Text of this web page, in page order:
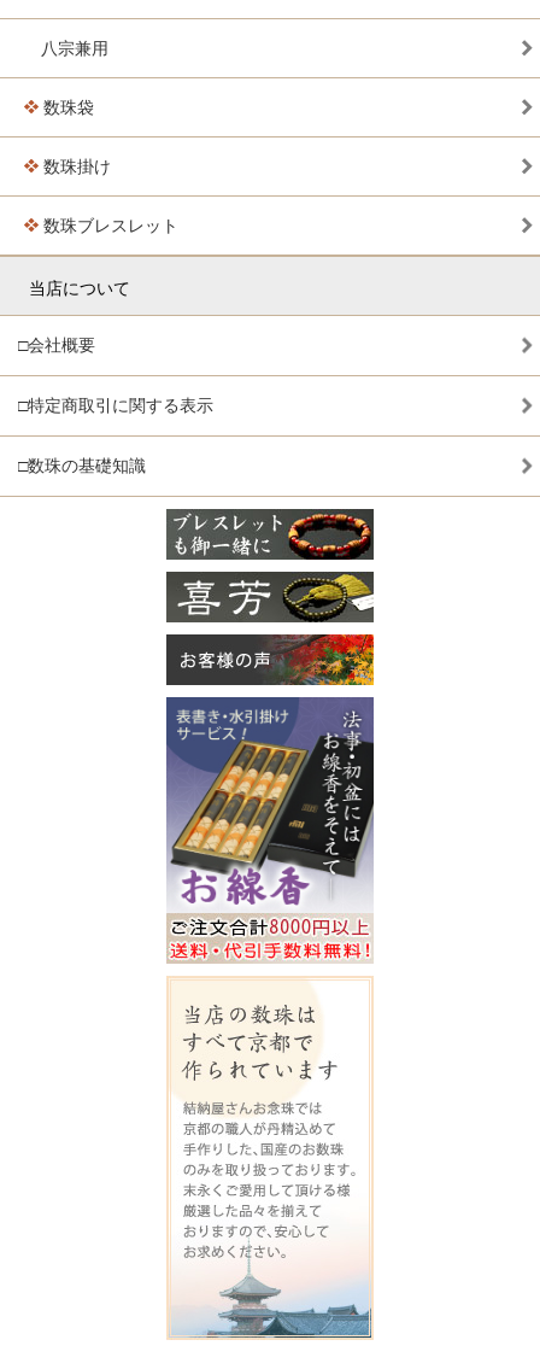
八宗兼用
数珠袋
数珠掛け
数珠ブレスレット
当店について
□会社概要
□特定商取引に関する表示
□数珠の基礎知識